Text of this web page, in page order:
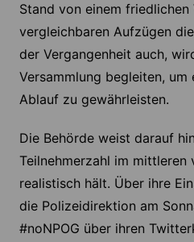
Stand von einem
vergleichbaren Aufzügen
der Vergangenheit auch,
Versammlung begleiten, um
Ablauf zu gewährleisten.
Die Behörde weist darauf
Teilnehmerzahl im
realistisch hält. Über ihre
die Polizeidirektion am
#noNPOG über ihren